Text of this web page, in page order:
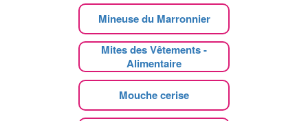
Mineuse du Marronnier
Mites des Vêtements -
Alimentaire
Mouche cerise